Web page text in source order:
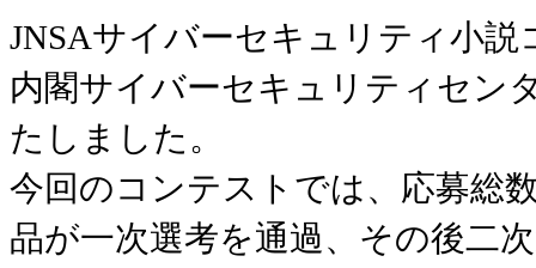
JNSAサイバーセキュリティ小
内閣サイバーセキュリティセン
たしました。
今回のコンテストでは、応募総
品が一次選考を通過、その後二